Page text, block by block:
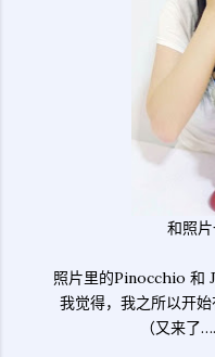
和照片
照片里的Pinocchio 和
我觉得，我之所以开
（又来了